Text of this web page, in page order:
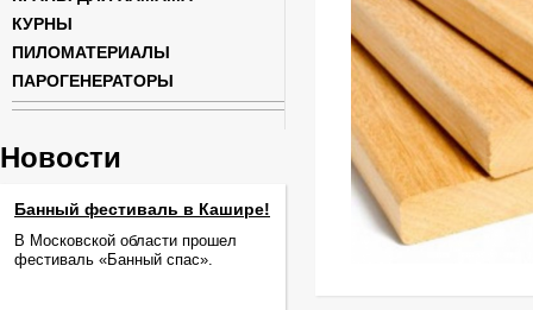
КУРНЫ
ПИЛОМАТЕРИАЛЫ
ПАРОГЕНЕРАТОРЫ
Новости
Банный фестиваль в Кашире!
В Московской области прошел
фестиваль «Банный спас».